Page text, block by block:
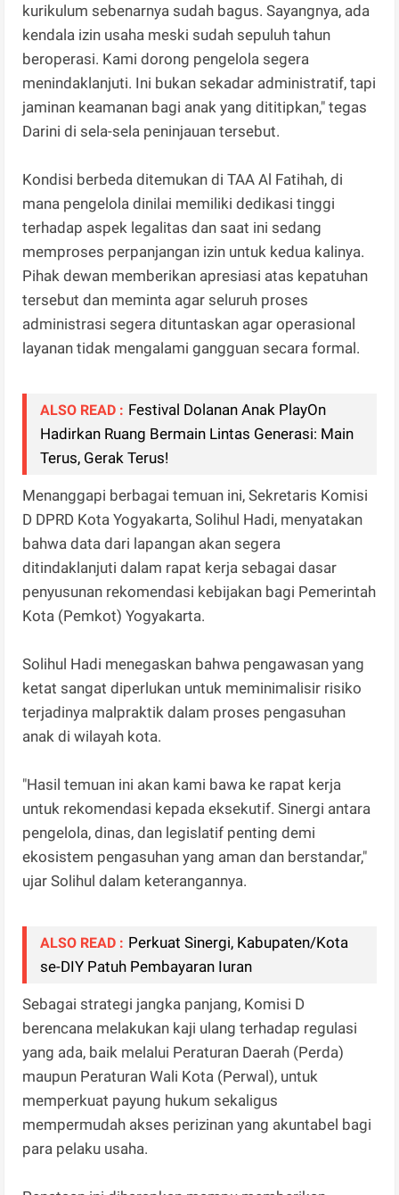
kurikulum sebenarnya sudah bagus. Sayangnya, ada
kendala izin usaha meski sudah sepuluh tahun
beroperasi. Kami dorong pengelola segera
menindaklanjuti. Ini bukan sekadar administratif, tapi
jaminan keamanan bagi anak yang dititipkan," tegas
Darini di sela-sela peninjauan tersebut.
Kondisi berbeda ditemukan di TAA Al Fatihah, di
mana pengelola dinilai memiliki dedikasi tinggi
terhadap aspek legalitas dan saat ini sedang
memproses perpanjangan izin untuk kedua kalinya.
Pihak dewan memberikan apresiasi atas kepatuhan
tersebut dan meminta agar seluruh proses
administrasi segera dituntaskan agar operasional
layanan tidak mengalami gangguan secara formal.
ALSO READ : Festival Dolanan Anak PlayOn
Hadirkan Ruang Bermain Lintas Generasi: Main
Terus, Gerak Terus!
Menanggapi berbagai temuan ini, Sekretaris Komisi
D DPRD Kota Yogyakarta, Solihul Hadi, menyatakan
bahwa data dari lapangan akan segera
ditindaklanjuti dalam rapat kerja sebagai dasar
penyusunan rekomendasi kebijakan bagi Pemerintah
Kota (Pemkot) Yogyakarta.
Solihul Hadi menegaskan bahwa pengawasan yang
ketat sangat diperlukan untuk meminimalisir risiko
terjadinya malpraktik dalam proses pengasuhan
anak di wilayah kota.
"Hasil temuan ini akan kami bawa ke rapat kerja
untuk rekomendasi kepada eksekutif. Sinergi antara
pengelola, dinas, dan legislatif penting demi
ekosistem pengasuhan yang aman dan berstandar,"
ujar Solihul dalam keterangannya.
ALSO READ : Perkuat Sinergi, Kabupaten/Kota
se-DIY Patuh Pembayaran Iuran
Sebagai strategi jangka panjang, Komisi D
berencana melakukan kaji ulang terhadap regulasi
yang ada, baik melalui Peraturan Daerah (Perda)
maupun Peraturan Wali Kota (Perwal), untuk
memperkuat payung hukum sekaligus
mempermudah akses perizinan yang akuntabel bagi
para pelaku usaha.